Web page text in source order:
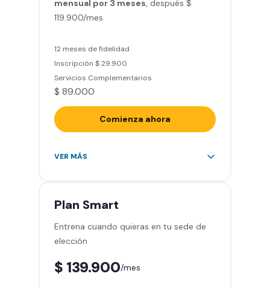
Clases grupales con profesores*
(Sujeto a disponibilidad de salón
Acceso a todas las áreas de la
sede
mensual por 3 meses , después $
119.900/mes
12 meses de fidelidad
Inscripción $ 29.900
Servicios Complementarios
$ 89.000
Comienza ahora
Acceso ilimitado a más de 2.000
Smart Spa (Relájate en los sillones
de masajes)
Descuentos especiales en marcas
Smart Fit App (Tu plan de
VER MÁS
Plan Smart
Entrena cuando quieras en tu sede de
elección
$ 139.900/mes